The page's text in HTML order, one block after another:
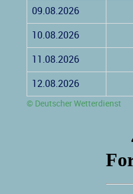
09.08.2026
10.08.2026
11.08.2026
12.08.2026
© Deutscher Wetterdienst